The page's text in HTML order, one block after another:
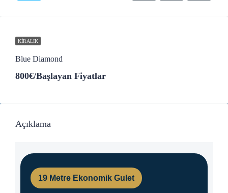
KIRALIK
Blue Diamond
800€/Başlayan Fiyatlar
Açıklama
19 Metre Ekonomik Gulet